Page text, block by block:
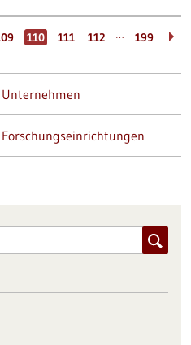
110 111 112 … 199